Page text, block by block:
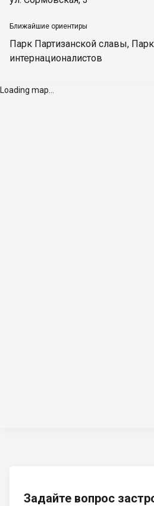
Ближайшие ориентиры
Парк Партизанской славы,
интернационалистов
Loading map...
Задайте вопрос